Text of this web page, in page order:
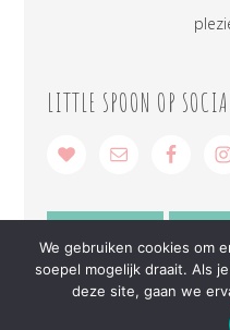
LITTLE SPOON OP
COPYRIGHT ©
We gebruiken cookies om
soepel mogelijk draait. Als
deze site, gaan we